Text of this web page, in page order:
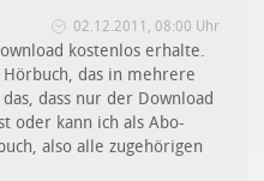
02.12.2011, 08:00 Uhr
kostenlos erhalte.
Hörbuch, das in mehrere
dass nur der Download
oder kann ich als Abo-
also alle zugehörigen